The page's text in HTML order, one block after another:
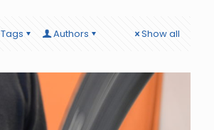
Tags Authors Show all